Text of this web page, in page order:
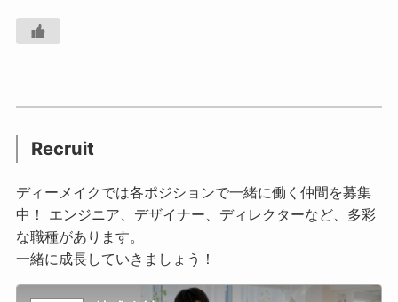
Recruit
ディーメイクでは各ポジションで一緒に働く仲間を募集
中！ エンジニア、デザイナー、ディレクターなど、多彩
な職種があります。
一緒に成長していきましょう！